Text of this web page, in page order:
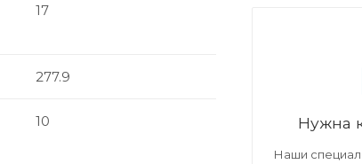
17
277.9
10 Нужна
Наши